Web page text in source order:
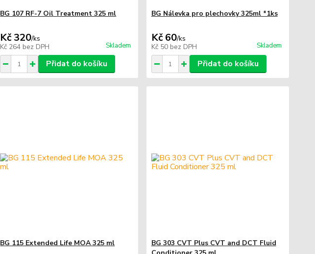
BG 107 RF-7 Oil Treatment 325 ml
Kč 320/ks
Kč 264 bez DPH Skladem
Přidat do košíku
BG Nálevka pro plechovky 325ml *1ks
Kč 60/ks
Kč 50 bez DPH Skladem
Přidat do košíku
BG 115 Extended Life MOA 325 ml
BG 303 CVT Plus CVT and DCT Fluid